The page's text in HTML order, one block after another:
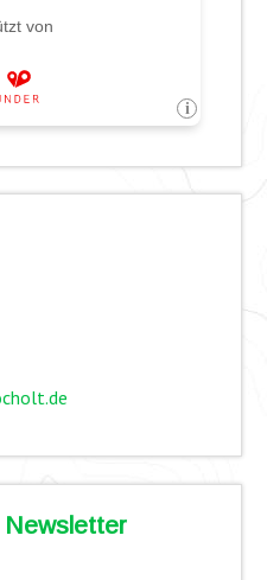
Newsletter